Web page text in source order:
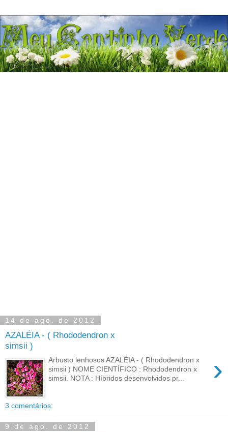
14 de ago. de 2012
AZALÉIA - ( Rhododendron x
simsii )
›
Arbusto lenhosos AZALÉIA - ( Rhododendron x
simsii ) NOME CIENTÍFICO : Rhododendron x
simsii. NOTA : Híbridos desenvolvidos pr...
3 comentários:
9 de ago. de 2012